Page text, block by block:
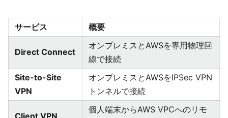
サービス 概要
Direct Connect
オンプレミスとAWSを専用物理回
線で接続
Site-to-Site
VPN
オンプレミスとAWSをIPSec VPN
トンネルで接続
Client VPN
個人端末からAWS VPCへのリモ